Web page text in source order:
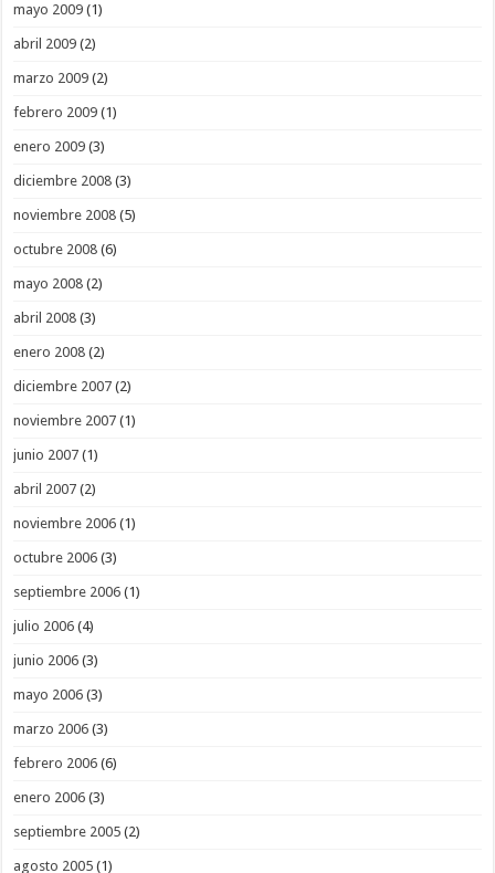
mayo 2009 (1)
abril 2009 (2)
marzo 2009 (2)
febrero 2009 (1)
enero 2009 (3)
diciembre 2008 (3)
noviembre 2008 (5)
octubre 2008 (6)
mayo 2008 (2)
abril 2008 (3)
enero 2008 (2)
diciembre 2007 (2)
noviembre 2007 (1)
junio 2007 (1)
abril 2007 (2)
noviembre 2006 (1)
octubre 2006 (3)
septiembre 2006 (1)
julio 2006 (4)
junio 2006 (3)
mayo 2006 (3)
marzo 2006 (3)
febrero 2006 (6)
enero 2006 (3)
septiembre 2005 (2)
agosto 2005 (1)